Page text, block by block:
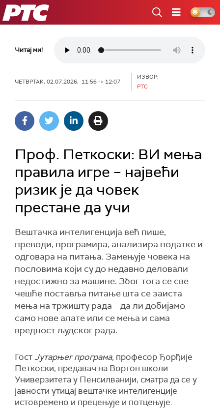
РТС
Читај ми!
ЧЕТВРТАК, 02.07.2026, 11:56 -> 12:07
ИЗВОР:
РТС
Проф. Петкоски: ВИ мења
правила игре – највећи
ризик је да човек
престане да учи
Вештачка интелигенција већ пише,
преводи, програмира, анализира податке и
одговара на питања. Замењује човека на
пословима који су до недавно деловали
недостижно за машине. Због тога се све
чешће поставља питање шта се заиста
мења на тржишту рада – да ли добијамо
само нове алате или се мења и сама
вредност људског рада.
Гост Јутарњег програма, професор Ђорђије
Петкоски, предавач на Вортон школи
Универзитета у Пенсилванији, сматра да се у
јавности утицај вештачке интелигенције
истовремено и прецењује и потцењује.